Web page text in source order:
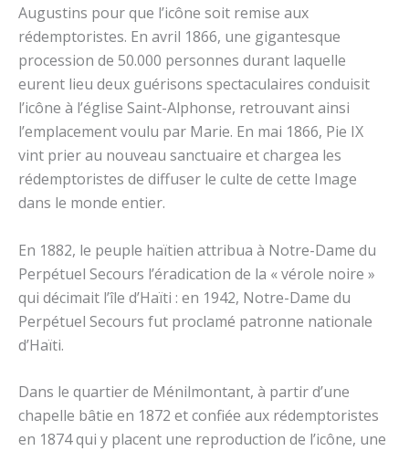
Augustins pour que l’icône soit remise aux
rédemptoristes. En avril 1866, une gigantesque
procession de 50.000 personnes durant laquelle
eurent lieu deux guérisons spectaculaires conduisit
l’icône à l’église Saint-Alphonse, retrouvant ainsi
l’emplacement voulu par Marie. En mai 1866, Pie IX
vint prier au nouveau sanctuaire et chargea les
rédemptoristes de diffuser le culte de cette Image
dans le monde entier.
En 1882, le peuple haïtien attribua à Notre-Dame du
Perpétuel Secours l’éradication de la « vérole noire »
qui décimait l’île d’Haïti : en 1942, Notre-Dame du
Perpétuel Secours fut proclamé patronne nationale
d’Haïti.
Dans le quartier de Ménilmontant, à partir d’une
chapelle bâtie en 1872 et confiée aux rédemptoristes
en 1874 qui y placent une reproduction de l’icône, une